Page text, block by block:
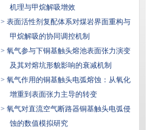
机理与甲烷解吸增效
> 表面活性剂复配体系对煤岩界面重构与
甲烷解吸的协同调控机制
> 氧气参与下铜基触头熔池表面张力演变
及其对熔坑形貌影响的衰减机制
> 氧气作用的铜基触头电弧熔蚀：从氧化
增重到表面张力主导的转变
> 氧气对直流空气断路器铜基触头电弧侵
蚀的数值模拟研究